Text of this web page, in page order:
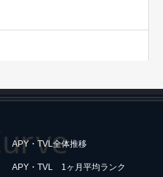
APY・TVL全体推移
APY・TVL 1ヶ月平均ランク